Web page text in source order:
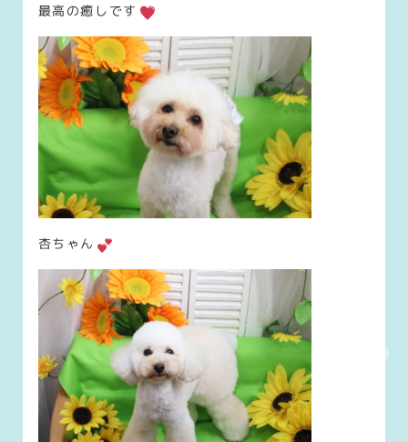
最高の癒しです
杏ちゃん